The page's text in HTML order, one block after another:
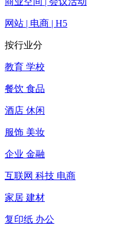
网站 | 电商 | H5
按行业分
教育 学校
餐饮 食品
酒店 休闲
服饰 美妆
企业 金融
互联网 科技 电商
家居 建材
复印纸 办公